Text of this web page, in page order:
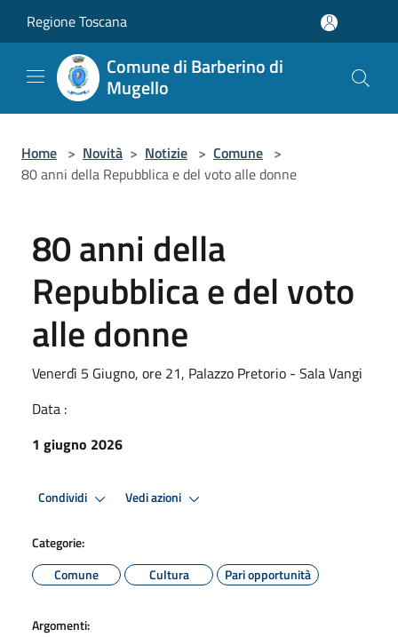
Regione Toscana
Comune di Barberino di
Mugello
Home > Novità > Notizie > Comune >
80 anni della Repubblica e del voto alle donne
80 anni della
Repubblica e del voto
alle donne
Venerdì 5 Giugno, ore 21, Palazzo Pretorio - Sala Vangi
Data :
1 giugno 2026
Condividi Vedi azioni
Categorie:
Comune
Cultura Pari opportunità
Argomenti: